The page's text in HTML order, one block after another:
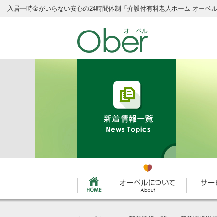
入居一時金がいらない安心の24時間体制 「介護付有料老人ホーム オーベ